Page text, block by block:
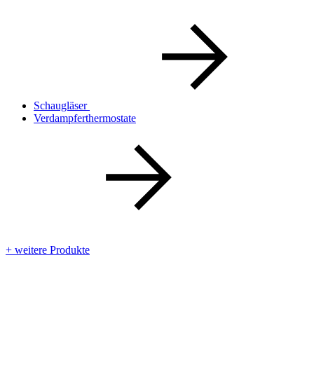
Schaugläser
Verdampferthermostate
+ weitere Produkte